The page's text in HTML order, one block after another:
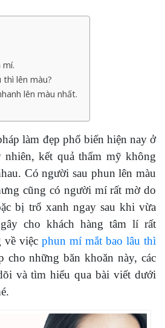
mí.
thì lên màu?
lên màu nhất.
làm đẹp phổ biến hiện nay ở
kết quả thẩm mỹ không
Có người sau phun lên màu
cũng có người mí rất mờ do
bị trổ xanh ngay sau khi vừa
cho khách hàng tâm lí rất
về việc phun mí mắt bao lâu thì
cho những băn khoăn này, các
và tìm hiểu qua bài viết dưới